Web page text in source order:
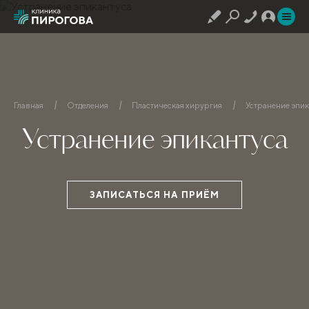
Главная Отделения Пластическая хирургия Устранение
Устранение эпикантуса
ЗАПИСАТЬСЯ НА ПРИЁМ